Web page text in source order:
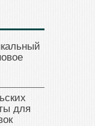
для